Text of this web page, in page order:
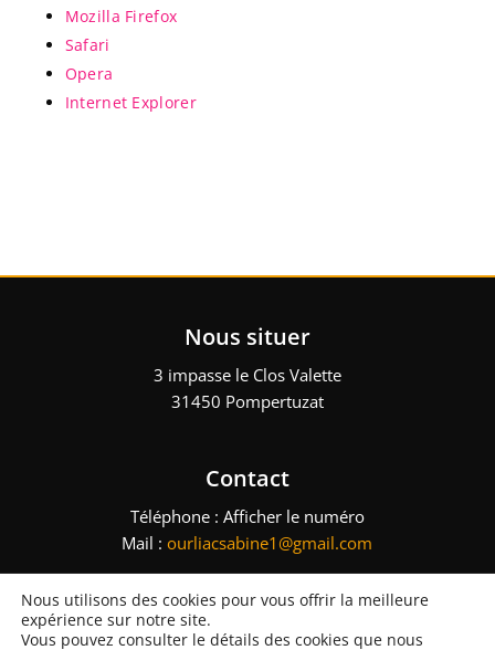
Mozilla Firefox
Safari
Opera
Internet Explorer
Nous situer
3 impasse le Clos Valette
31450 Pompertuzat
Contact
Téléphone : Afficher le numéro
Mail :ourliacsabine1@gmail.com
GSO – Tous droits réservés – 2023 – Mentions légales
Nous utilisons des cookies pour vous offrir la meilleure
expérience sur notre site.
Vous pouvez consulter le détails des cookies que nous